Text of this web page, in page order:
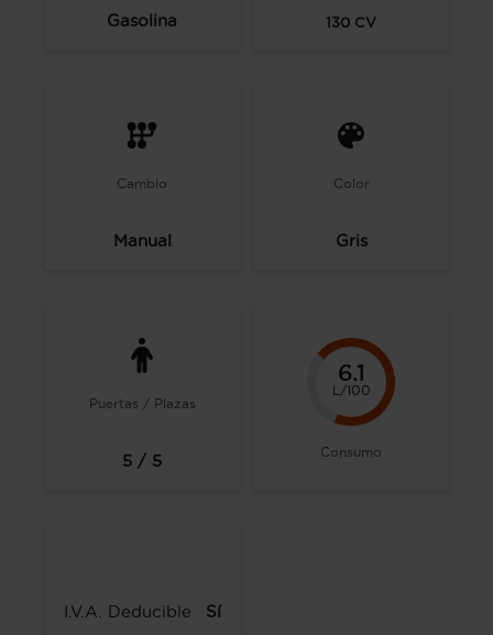
Gasolina 130 CV
Cambio
Manual
Color
Gris
Puertas / Plazas
5 / 5
6.1
L/100
Consumo
I.V.A. Deducible Sí